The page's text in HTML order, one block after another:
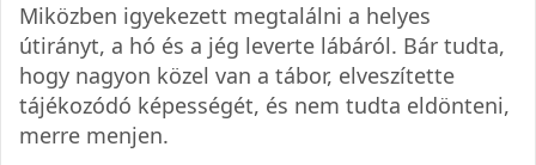
Miközben igyekezett megtalálni a helyes
útirányt, a hó és a jég leverte lábáról. Bár tudta,
hogy nagyon közel van a tábor, elveszítette
tájékozódó képességét, és nem tudta eldönteni,
merre menjen.